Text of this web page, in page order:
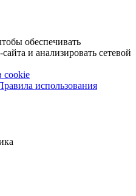
обеспечивать
и анализировать сетевой
cookie
использования